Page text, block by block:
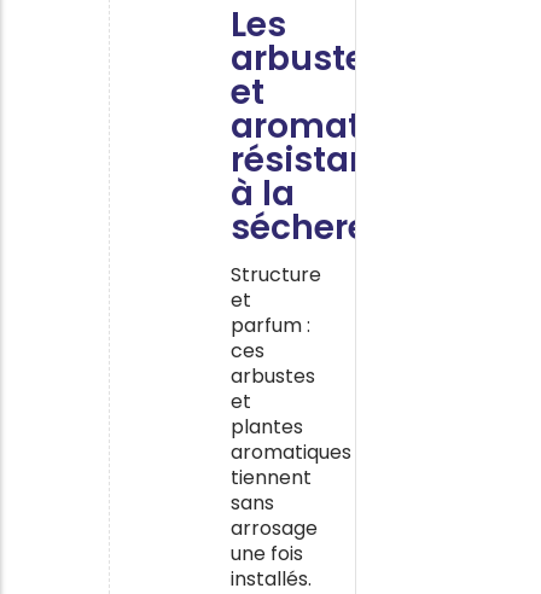
Les
arbustes
et
aromatiques
résistants
à la
sécheresse
Structure
et
parfum :
ces
arbustes
et
plantes
aromatiques
tiennent
sans
arrosage
une fois
installés.